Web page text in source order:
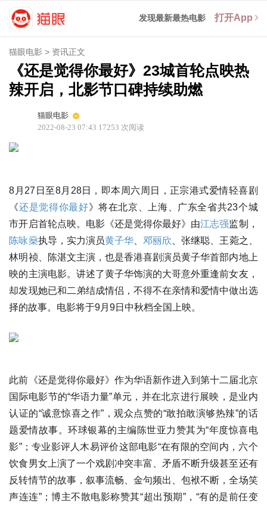
发现最新最热电影 打开App
猫眼电影 > 资讯正文
《还是觉得你最好》23城首轮点映热
辣开启，北影节口碑持续助燃
猫眼电影
2022-08-23 07:43 17253 次阅读
8月27日至8月28日，即本周六周日，正宗港式爱情轻喜剧
《还是觉得你最好》将在北京、上海、广东全省共23个城
市开启首轮点映。电影《还是觉得你最好》由江志强监制，
陈咏燊执导，实力演员黄子华 、邓丽欣 、张继聪、王菀之、
林明祯、陈湛文主演，也是香港喜剧演员黄子华首部内地上
映的主演电影。讲述了黄子华饰演的大哥意外重逢前女友，
却发现她已和二弟结成情侣，不得不在亲情和爱情中做出选
择的故事。电影将于9月9日中秋档全国上映。
此前《还是觉得你最好》作为华语新作进入到第十二届北京
国际电影节的“华语力量”单元，并在北京进行展映，是业内
认证的“诚意惊喜之作”，观众点赞的“敢拍敢演够热辣”的话
题爱情故事。环球银幕的主编陈世亚力赞其为“年度惊喜电
影”；专业影评人木易评价这部电影“在有限的空间内，六个
饮食男女上演了一个戏剧冲突丰富、矛盾不断升级甚至还有
反转情节的故事，叙事流畅、金句频出、包袱不断，全场笑
声连连”；博主不散电影称赞其“超出预期”，“有的是前任变